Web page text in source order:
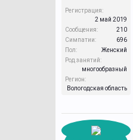
Регистрация:
2 май 2019
Сообщения:
210
Симпатии:
696
Пол:
Женский
Род занятий:
многообразный
Регион:
Вологодская область